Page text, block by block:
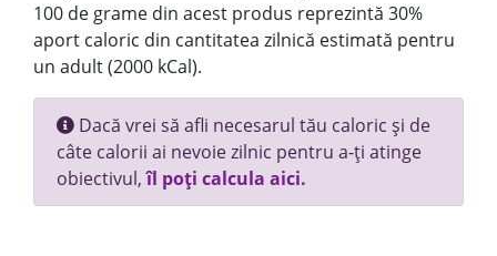
100 de grame din acest produs reprezintă 30%
aport caloric din cantitatea zilnică estimată pentru
un adult (2000 kCal).
Dacă vrei să afli necesarul tău caloric și de
câte calorii ai nevoie zilnic pentru a-ți atinge
obiectivul,îl poți calcula aici.